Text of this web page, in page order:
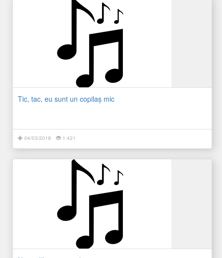
Tic, tac, eu sunt un copilaş mic
04/03/2018 1.421